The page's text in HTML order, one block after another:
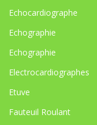
Echocardiographe
Echographie
Echographie
Electrocardiographes
Etuve
Fauteuil Roulant